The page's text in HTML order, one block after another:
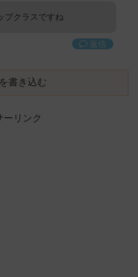
プクラスですね
返信
書き込む
ーリンク